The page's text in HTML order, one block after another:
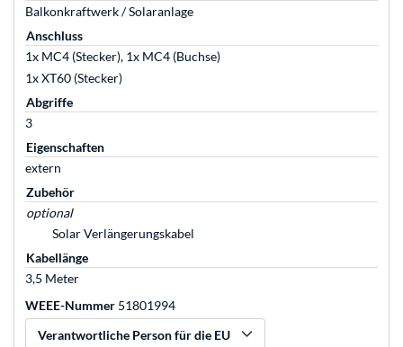
Balkonkraftwerk / Solaranlage
Anschluss
1x MC4 (Stecker), 1x MC4 (Buchse)
1x XT60 (Stecker)
Abgriffe
3
Eigenschaften
extern
Zubehör
optional
Solar Verlängerungskabel
Kabellänge
3,5 Meter
WEEE-Nummer 51801994
Verantwortliche Person für die EU